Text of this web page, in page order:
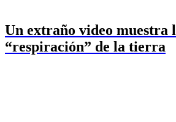
Un extraño video muestra
“respiración” de la tierra